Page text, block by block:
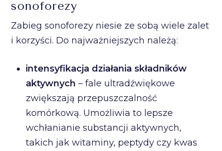
sonoforezy
Zabieg sonoforezy niesie ze sobą wiele zalet
i korzyści. Do najważniejszych należą:
intensyfikacja działania składników
aktywnych – fale ultradźwiękowe
zwiększają przepuszczalność
komórkową. Umożliwia to lepsze
wchłanianie substancji aktywnych,
takich jak witaminy, peptydy czy kwas